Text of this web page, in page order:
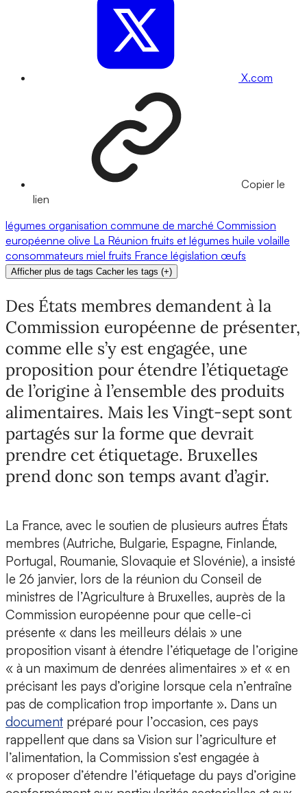
X.com
Copier le
lien
légumes organisation commune de marché Commission
européenne olive La Réunion fruits et légumes huile volaille
consommateurs miel fruits France législation œufs
Afficher plus de tags Cacher les tags (+)
Des États membres demandent à la
Commission européenne de présenter,
comme elle s’y est engagée, une
proposition pour étendre l’étiquetage
de l’origine à l’ensemble des produits
alimentaires. Mais les Vingt-sept sont
partagés sur la forme que devrait
prendre cet étiquetage. Bruxelles
prend donc son temps avant d’agir.
La France, avec le soutien de plusieurs autres États
membres (Autriche, Bulgarie, Espagne, Finlande,
Portugal, Roumanie, Slovaquie et Slovénie), a insisté
le 26 janvier, lors de la réunion du Conseil de
ministres de l’Agriculture à Bruxelles, auprès de la
Commission européenne pour que celle-ci
présente « dans les meilleurs délais » une
proposition visant à étendre l’étiquetage de l’origine
« à un maximum de denrées alimentaires » et « en
précisant les pays d’origine lorsque cela n’entraîne
pas de complication trop importante ». Dans un
document préparé pour l’occasion, ces pays
rappellent que dans sa Vision sur l’agriculture et
l’alimentation, la Commission s’est engagée à
« proposer d’étendre l’étiquetage du pays d’origine